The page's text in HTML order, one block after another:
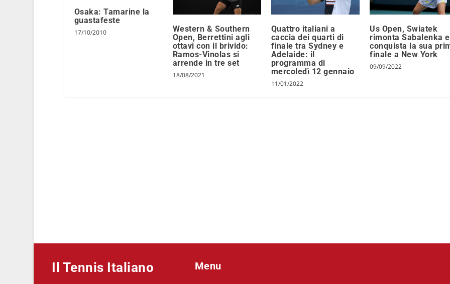
Osaka: Tamarine la
guastafeste
17/10/2010
Western & Southern
Open, Berrettini agli
ottavi con il brivido:
Ramos-Vinolas si
arrende in tre set
18/08/2021
Quattro italiani a
caccia dei quarti di
finale tra Sydney e
Adelaide: il
programma di
mercoledì 12 gennaio
11/01/2022
Us Open, Swiatek
rimonta Sabalenka e
conquista la sua
finale a New York
09/09/2022
Il Tennis Italiano Menu